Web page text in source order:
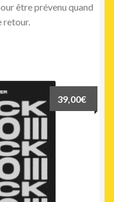
être prévenu quand
retour.
39,00€